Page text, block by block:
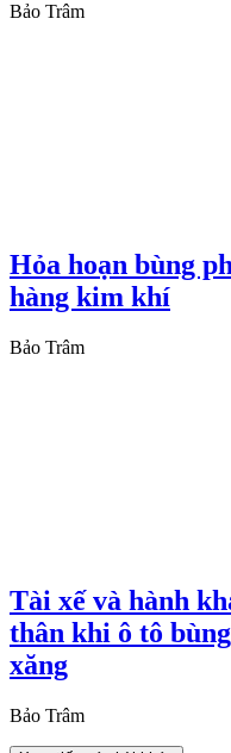
Bảo Trâm
Hỏa hoạn bùng
hàng kim khí
Bảo Trâm
Tài xế và hành
thân khi ô tô
xăng
Bảo Trâm